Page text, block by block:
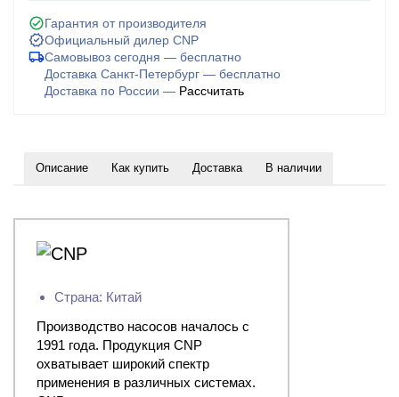
Гарантия от производителя
Официальный дилер CNP
Самовывоз сегодня — бесплатно
Доставка Санкт-Петербург — бесплатно
Доставка по России — Рассчитать
Описание Как купить Доставка В наличии
Страна: Китай
Производство насосов началось с
1991 года. Продукция CNP
охватывает широкий спектр
применения в различных системах.